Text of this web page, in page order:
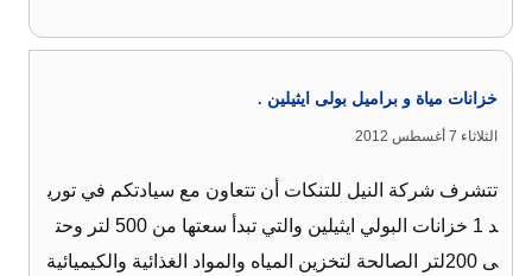
خزانات مياة و براميل بولى ايثيلين .
الثلاثاء 7 أغسطس 2012
تتشرف شركة النيل للتنكات أن تتعاون مع سيادتكم في توري
د 1 خزانات البولي ايثيلين والتي تبدأ سعتها من 500 لتر وحت
ى 200لتر الصالحة لتخزين المياه والمواد الغذائية والكيميائية